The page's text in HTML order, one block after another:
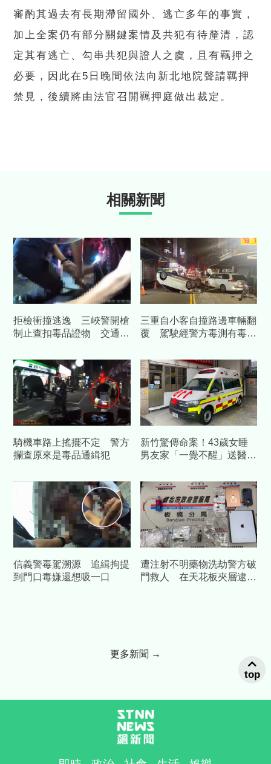
審酌其過去有長期滯留國外、逃亡多年的事實，
加上全案仍有部分關鍵案情及共犯有待釐清，認
定其有逃亡、勾串共犯與證人之虞，且有羈押之
必要，因此在5日晚間依法向新北地院聲請羈押
禁見，後續將由法官召開羈押庭做出裁定。
相關新聞
拒檢衝撞逃逸 三峽警開槍
制止查扣毒品證物 交通違
三重自小客自撞路邊車輛翻
覆 駕駛經警方毒測有毒品
騎機車路上搖擺不定 警方
攔查原來是毒品通緝犯
新竹驚傳命案！43歲女睡
男友家「一覺不醒」送醫
害致死遭聲押
信義警毒駕溯源 追緝拘提
到門口毒嫌還想吸一口
遭注射不明藥物洗劫警方破
門救人 在天花板夾層逮嫌
更多新聞 →
top